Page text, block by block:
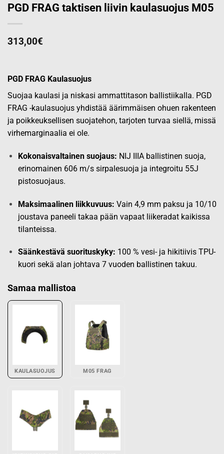
PGD FRAG taktisen liivin kaulasuojus M05
313,00€
PGD FRAG Kaulasuojus
Suojaa kaulasi ja niskasi ammattitason ballistiikalla. PGD
FRAG -kaulasuojus yhdistää äärimmäisen ohuen rakenteen
ja poikkeuksellisen suojatehon, tarjoten turvaa siellä, missä
virhemarginaalia ei ole.
Kokonaisvaltainen suojaus: NIJ IIIA ballistinen suoja,
erinomainen 606 m/s sirpalesuoja ja integroitu 55J
pistosuojaus.
Maksimaalinen liikkuvuus: Vain 4,9 mm paksu ja 10/10
joustava paneeli takaa pään vapaat liikeradat kaikissa
tilanteissa.
Säänkestävä suorituskyky: 100 % vesi- ja hikitiivis TPU-
kuori sekä alan johtava 7 vuoden ballistinen takuu.
Samaa mallistoa
KAULASUOJUS M05 FRAG